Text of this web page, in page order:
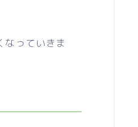
っていきま